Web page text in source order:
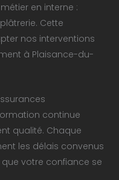
en interne :
Cette
nos interventions
à Plaisance-du-
continue
qualité. Chaque
les délais convenus
votre confiance se